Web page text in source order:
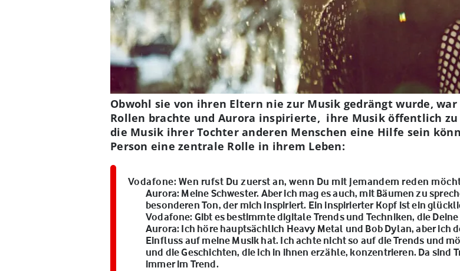
Obwohl sie von ihren Eltern nie zur Musik gedrängt wurde,
Rollen brachte und Aurora inspirierte, ihre Musik öffentlich zu
die Musik ihrer Tochter anderen Menschen eine Hilfe sein
Person eine zentrale Rolle in ihrem Leben:
Vodafone: Wen rufst Du zuerst an, wenn Du mit jemandem reden
Aurora: Meine Schwester. Aber ich mag es auch, mit Bäumen zu
besonderen Ton, der mich inspiriert. Ein inspirierter Kopf ist ein
Vodafone: Gibt es bestimmte digitale Trends und Techniken, die
Aurora: Ich höre hauptsächlich Heavy Metal und Bob Dylan, aber ich
Einfluss auf meine Musik hat. Ich achte nicht so auf die Trends und
und die Geschichten, die ich in ihnen erzähle, konzentrieren. Da sind
immer im Trend.